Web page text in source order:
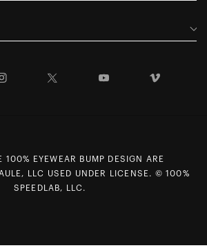
Instagram YouTube
100% EYEWEAR BUMP DESIGN ARE
LLC USED UNDER LICENSE. © 100%
SPEEDLAB, LLC.